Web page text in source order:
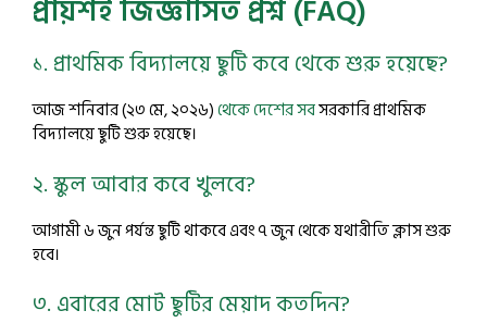
প্রায়শই জিজ্ঞাসিত প্রশ্ন (FAQ)
১. প্রাথমিক বিদ্যালয়ে ছুটি কবে থেকে শুরু হয়েছে?
আজ শনিবার (২৩ মে, ২০২৬)থেকে দেশের সবসরকারি প্রাথমিক
বিদ্যালয়ে ছুটি শুরু হয়েছে।
২. স্কুল আবার কবে খুলবে?
আগামী ৬ জুন পর্যন্ত ছুটি থাকবে এবং ৭ জুন থেকে যথারীতি ক্লাস শুরু
হবে।
৩. এবারের মোট ছুটির মেয়াদ কতদিন?